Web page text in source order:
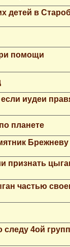
детей в
помощи
иудеи
планете
Брежневу
признать
частью
следу 4ой